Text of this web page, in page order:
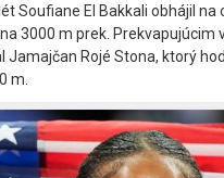
Soufiane El Bakkali obhájil na
3000 m prek. Prekvapujúcim
Jamajčan Rojé Stona, ktorý
m.